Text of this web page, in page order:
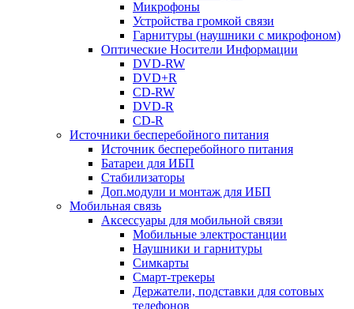
Микрофоны
Устройства громкой связи
Гарнитуры (наушники с микрофоном)
Оптические Носители Информации
DVD-RW
DVD+R
CD-RW
DVD-R
CD-R
Источники бесперебойного питания
Источник бесперебойного питания
Батареи для ИБП
Стабилизаторы
Доп.модули и монтаж для ИБП
Мобильная связь
Аксессуары для мобильной связи
Мобильные электростанции
Наушники и гарнитуры
Симкарты
Смарт-трекеры
Держатели, подставки для сотовых
телефонов